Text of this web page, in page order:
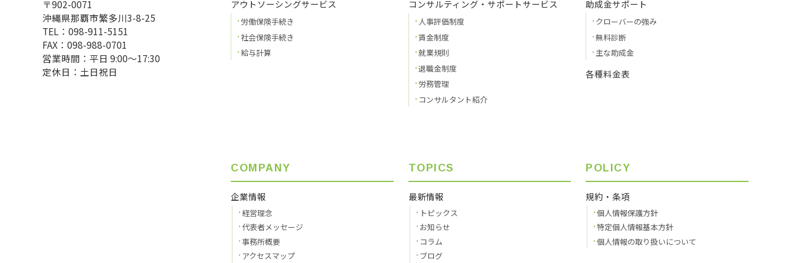
〒902-0071
沖縄県那覇市繁多川3-8-25
TEL：098-911-5151
FAX：098-988-0701
営業時間：平日 9:00〜17:30
定休日：土日祝日
アウトソーシングサービス
労働保険手続き
社会保険手続き
給与計算
コンサルティング・サポートサービス
人事評価制度
賃金制度
就業規則
退職金制度
労務管理
コンサルタント紹介
助成金サポート
クローバーの強み
無料診断
主な助成金
各種料金表
COMPANY
企業情報
経営理念
代表者メッセージ
事務所概要
アクセスマップ
TOPICS
最新情報
トピックス
お知らせ
コラム
ブログ
POLICY
規約・条項
個人情報保護方針
特定個人情報基本方針
個人情報の取り扱いについて